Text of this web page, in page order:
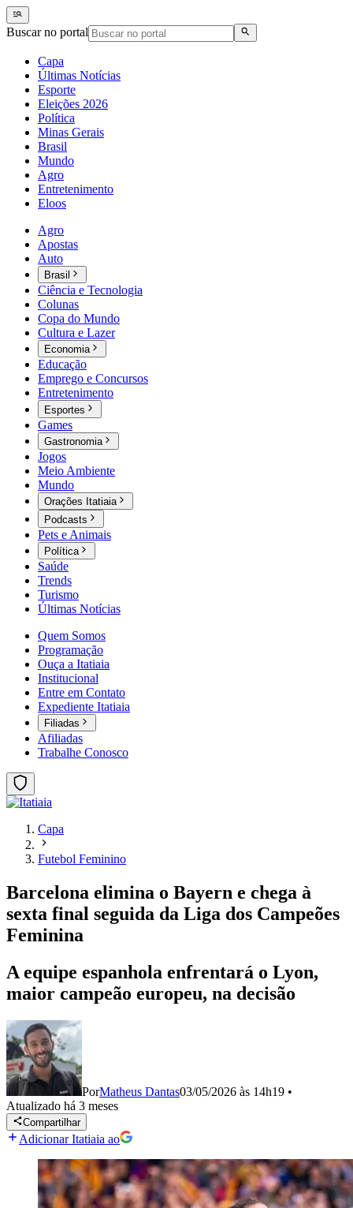
Buscar no portal
Capa
Últimas Notícias
Esporte
Eleições 2026
Política
Minas Gerais
Brasil
Mundo
Agro
Entretenimento
Eloos
Agro
Apostas
Auto
Brasil
Ciência e Tecnologia
Colunas
Copa do Mundo
Cultura e Lazer
Economia
Educação
Emprego e Concursos
Entretenimento
Esportes
Games
Gastronomia
Jogos
Meio Ambiente
Mundo
Orações Itatiaia
Podcasts
Pets e Animais
Política
Saúde
Trends
Turismo
Últimas Notícias
Quem Somos
Programação
Ouça a Itatiaia
Institucional
Entre em Contato
Expediente Itatiaia
Filiadas
Afiliadas
Trabalhe Conosco
Capa
Futebol Feminino
Barcelona elimina o Bayern e chega à
sexta final seguida da Liga dos Campeões
Feminina
A equipe espanhola enfrentará o Lyon,
maior campeão europeu, na decisão
PorMatheus Dantas03/05/2026 às 14h19 •
Atualizado há 3 meses
Compartilhar
Adicionar Itatiaia ao